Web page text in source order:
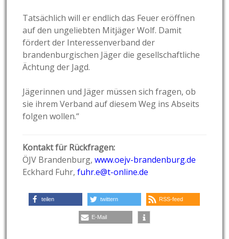
Tatsächlich will er endlich das Feuer eröffnen
auf den ungeliebten Mitjäger Wolf. Damit
fördert der Interessenverband der
brandenburgischen Jäger die gesellschaftliche
Ächtung der Jagd.
Jägerinnen und Jäger müssen sich fragen, ob
sie ihrem Verband auf diesem Weg ins Abseits
folgen wollen.“
Kontakt für Rückfragen:
ÖJV Brandenburg,www.oejv-brandenburg.de
Eckhard Fuhr,fuhr.e@t-online.de
teilen twittern RSS-feed
E-Mail